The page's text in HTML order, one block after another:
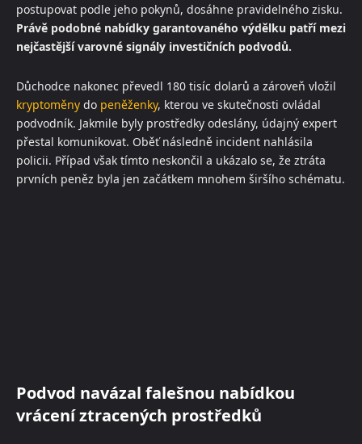
postupovat podle jeho pokynů, dosáhne pravidelného zisku.
Právě podobné nabídky garantovaného výdělku patří mezi
nejčastější varovné signály investičních podvodů.
Důchodce nakonec převedl 180 tisíc dolarů a zároveň vložil
kryptoměny do peněženky, kterou ve skutečnosti ovládal
podvodník. Jakmile byly prostředky odeslány, údajný expert
přestal komunikovat. Oběť následně incident nahlásila
policii. Případ však tímto neskončil a ukázalo se, že ztráta
prvních peněz byla jen začátkem mnohem širšího schématu.
Podvod navázal falešnou nabídkou
vrácení ztracených prostředků